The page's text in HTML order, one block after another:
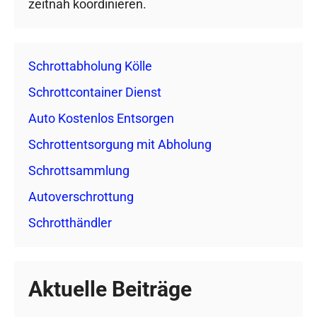
zeitnah koordinieren.
Schrottabholung Kölle
Schrottcontainer Dienst
Auto Kostenlos Entsorgen
Schrottentsorgung mit Abholung
Schrottsammlung
Autoverschrottung
Schrotthändler
Aktuelle Beiträge